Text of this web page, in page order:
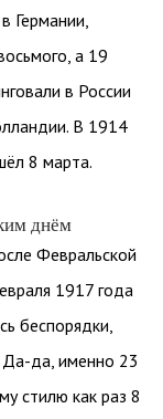
Германии,
а 19
в России
В 1914
8 марта.
днём
Февральской
1917 года
беспорядки,
Да-да, именно 23
стилю как раз 8